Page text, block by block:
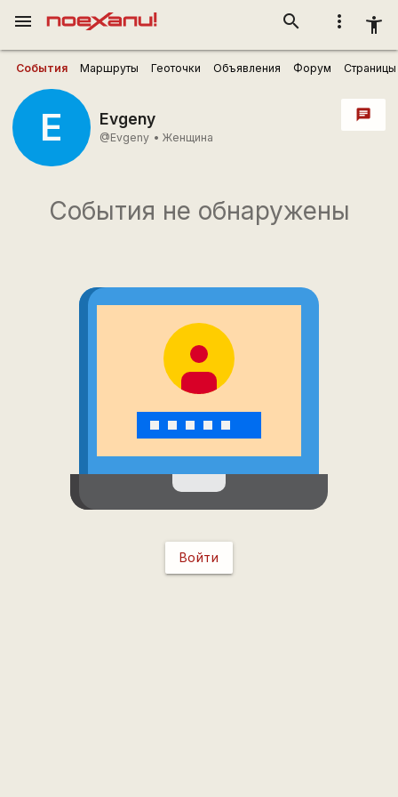
more_vert accessibility_new
search
menu
События Маршруты Геоточки Объявления Форум Страницы
E Evgeny
@Evgeny • Женщина
chat
События не обнаружены
Войти